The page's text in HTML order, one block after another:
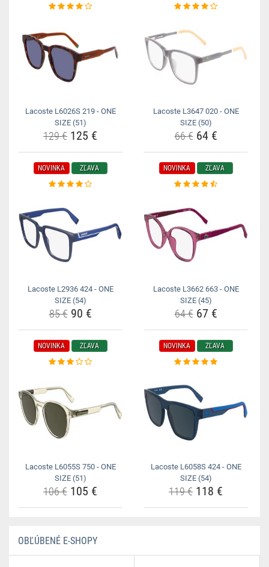
Lacoste L6026S 219 - ONE
SIZE (51)
129 € 125 €
Lacoste L3647 020 - ONE
SIZE (50)
66 €64 €
NOVINKA ZĽAVA
Lacoste L2936 424 - ONE
SIZE (54)
85 €90 €
NOVINKA ZĽAVA
Lacoste L3662 663 - ONE
SIZE (45)
64 €67 €
NOVINKA ZĽAVA
Lacoste L6055S 750 - ONE
SIZE (51)
106 € 105 €
NOVINKA ZĽAVA
Lacoste L6058S 424 - ONE
SIZE (54)
119 € 118 €
OBĽÚBENÉ E-SHOPY